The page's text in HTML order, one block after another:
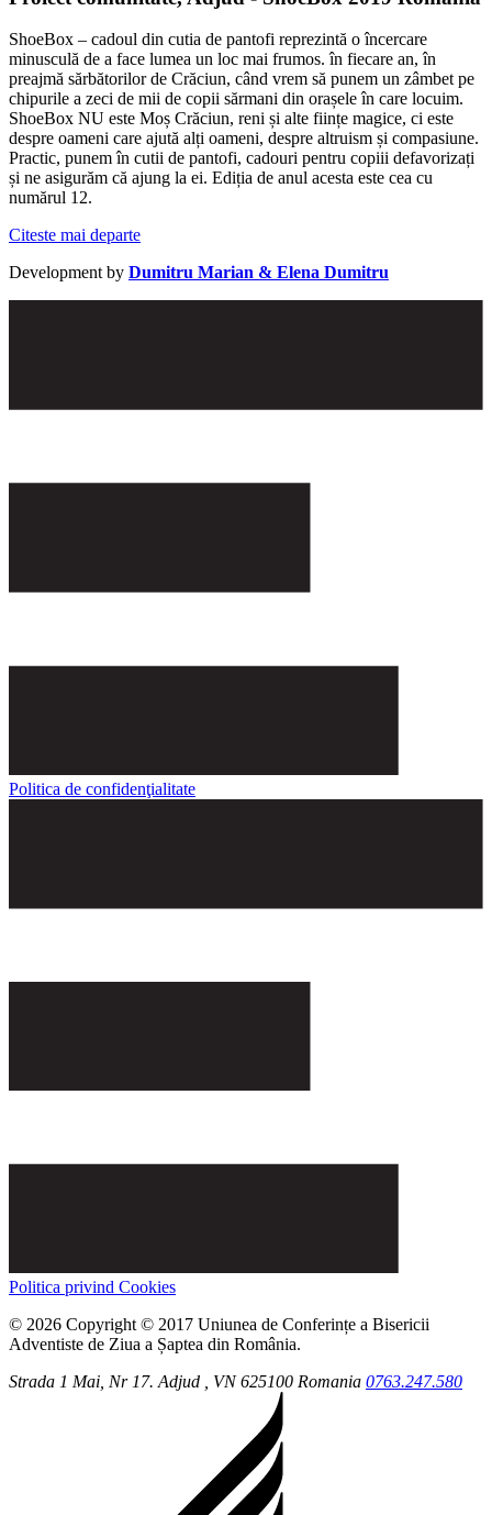
ShoeBox – cadoul din cutia de pantofi reprezintă o încercare
minusculă de a face lumea un loc mai frumos. în fiecare an, în
preajmă sărbătorilor de Crăciun, când vrem să punem un zâmbet pe
chipurile a zeci de mii de copii sărmani din orașele în care locuim.
ShoeBox NU este Moș Crăciun, reni și alte ființe magice, ci este
despre oameni care ajută alți oameni, despre altruism și compasiune.
Practic, punem în cutii de pantofi, cadouri pentru copiii defavorizați
și ne asigurăm că ajung la ei. Ediția de anul acesta este cea cu
numărul 12.
Citeste mai departe
Development by Dumitru Marian & Elena Dumitru
Politica de confidenţialitate
Politica privind Cookies
© 2026 Copyright © 2017 Uniunea de Conferințe a Bisericii
Adventiste de Ziua a Șaptea din România.
Strada 1 Mai, Nr 17.Adjud , VN 625100 Romania 0763.247.580